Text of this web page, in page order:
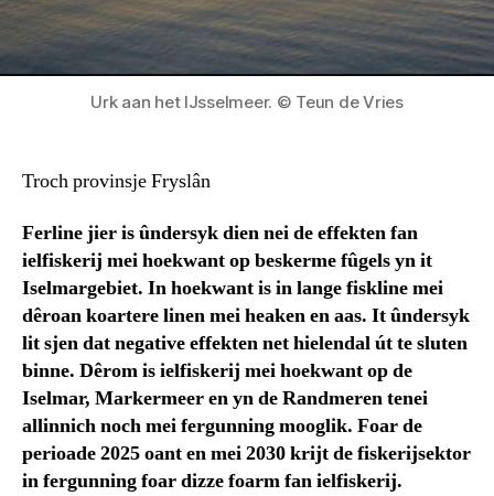
Urk aan het IJsselmeer. © Teun de Vries
Troch provinsje Fryslân
Ferline jier is ûndersyk dien nei de effekten fan
ielfiskerij mei hoekwant op beskerme fûgels yn it
Iselmargebiet. In hoekwant is in lange fiskline mei
dêroan koartere linen mei heaken en aas. It ûndersyk
lit sjen dat negative effekten net hielendal út te sluten
binne. Dêrom is ielfiskerij mei hoekwant op de
Iselmar, Markermeer en yn de Randmeren tenei
allinnich noch mei fergunning mooglik. Foar de
perioade 2025 oant en mei 2030 krijt de fiskerijsektor
in fergunning foar dizze foarm fan ielfiskerij.